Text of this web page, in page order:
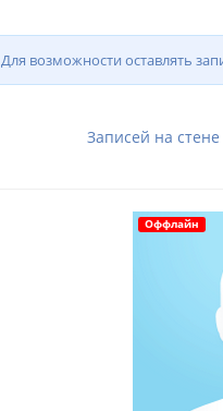
Для возможности оставлять
Записей на
Оффлайн